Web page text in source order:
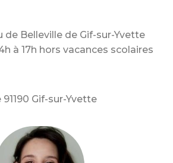
de Belleville de Gif-sur-Yvette
à 17h hors vacances scolaires
Gif-sur-Yvette